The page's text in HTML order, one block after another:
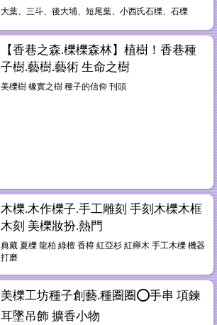
大葉、三斗、後大埔、短尾葉、小西氏石櫟、石櫟
【香巷之森.櫟櫟森林】植樹！香巷種
子樹.藝樹.藝術 生命之樹
美櫟樹 橡實之樹 種子的信仰 刊頭
木櫟.木作櫟子.手工雕刻 手刻木櫟木框
木刻 美櫟妝扮.熱門
典藏 夏櫟 龍柏 綠檀 香樟 紅亞杉 紅櫸木 手工木櫟 機器
打磨
美櫟工坊種子創藝.種圈圈⭕️手串 項鍊
耳墜吊飾 擴香小物